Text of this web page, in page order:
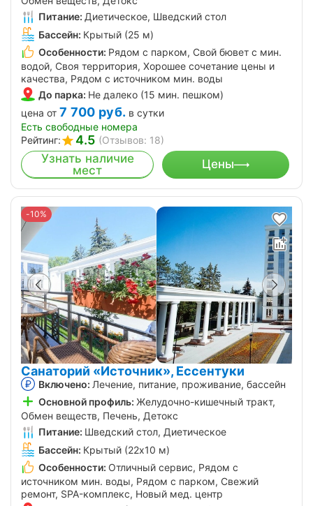
Питание: Диетическое, Шведский стол
Бассейн: Крытый (25 м)
Особенности: Рядом с парком, Свой бювет с мин.
водой, Своя территория, Хорошее сочетание цены и
качества, Рядом с источником мин. воды
До парка: Не далеко (15 мин. пешком)
цена от 7 700 руб. в сутки
Есть свободные номера
Рейтинг:
4.5 (Отзывов: 18)
Узнать наличие
мест
Цены
-10%
Санаторий «Источник», Ессентуки
Включено: Лечение, питание, проживание, бассейн
Основной профиль: Желудочно-кишечный тракт,
Обмен веществ, Печень, Детокс
Питание: Шведский стол, Диетическое
Бассейн: Крытый (22х10 м)
Особенности: Отличный сервис, Рядом с
источником мин. воды, Рядом с парком, Свежий
ремонт, SPA-комплекс, Новый мед. центр